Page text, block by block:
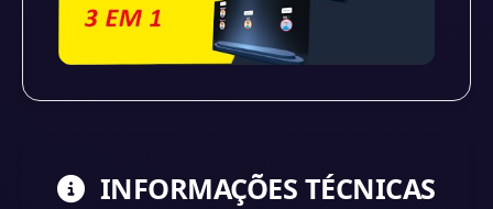
INFORMAÇÕES TÉCNICAS